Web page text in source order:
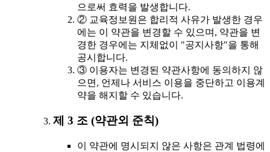
으로써 효력을 발생합니다.
② 교육정보원은 합리적 사유가 발생한 경우
에는 이 약관을 변경할 수 있으며, 약관을 변
경한 경우에는 지체없이 "공지사항"을 통해
공시합니다.
③ 이용자는 변경된 약관사항에 동의하지 않
으면, 언제나 서비스 이용을 중단하고 이용계
약을 해지할 수 있습니다.
제 3 조 (약관외 준칙)
이 약관에 명시되지 않은 사항은 관계 법령에